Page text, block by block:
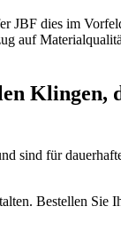
JBF dies im
auf
sind für
Bestellen